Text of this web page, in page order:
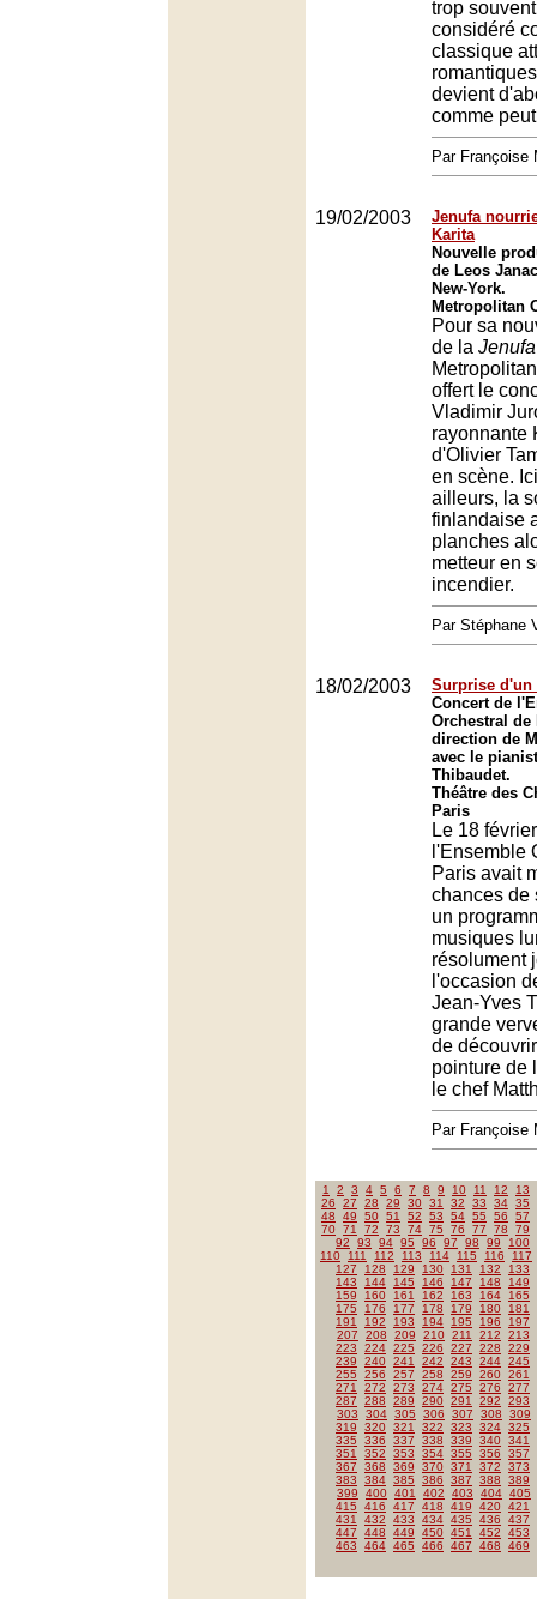
trop
considéré
classique
devient
comme
Par Françoise
19/02/2003
Jenufa
Karita
Nouvelle
de Leos
New-York.
Metropolitan
Pour sa
de la Jenufa
offert le
Vladimir
rayonnante
d'Olivier
en scène.
ailleurs, la
finlandaise
planches
metteur en
incendier.
Par Stéphane
18/02/2003
Surprise d'un
Concert de
Orchestral
direction de
avec le
Thibaudet.
Théâtre des
Paris
Le 18
l'Ensemble
Paris avait
chances de
un
musiques
résolument
l'occasion
Jean-Yves
grande
de
pointure de
le chef
Par Françoise
1 2 3 4 5 6 7 8 9 10 11 12
13
26
27 28 29 30 31 32 33 34 35
48
49 50 51 52 53 54 55 56
57
70 71 72 73 74 75 76 77 78
79
92
93 94 95 96 97 98 99
100
110
111 112 113 114 115 116
117
127
128 129 130 131 132
133
143
144 145 146 147 148
149
159
160 161 162 163 164
165
175
176 177 178 179 180
181
191
192 193 194 195 196
197
207
208 209 210 211 212
213
223
224 225 226 227 228
229
239
240 241 242 243 244 245
255
256 257 258 259 260 261
271
272 273 274 275 276
277
287
288 289 290 291 292
293
303
304 305 306 307 308
309
319
320 321 322 323 324 325
335
336 337 338 339 340 341
351
352 353 354 355 356
357
367
368 369 370 371 372
373
383
384 385 386 387 388
389
399
400 401 402 403 404 405
415
416 417 418 419 420 421
431
432 433 434 435 436
437
447
448 449 450 451 452
453
463
464 465 466 467 468 469